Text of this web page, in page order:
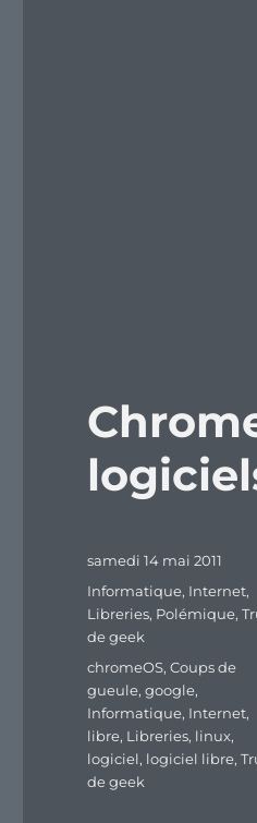
Publié
samedi 14 mai 2011
Catégories
Informatique, Internet,
Libreries, Polémique,
de geek
Étiquettes
chromeOS,Coups de
gueule,google,
Informatique, Internet,
libre, Libreries, linux,
logiciel, logiciel libre,
de geek